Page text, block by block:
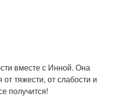
вместе с Инной. Она
тяжести, от слабости и
получится!